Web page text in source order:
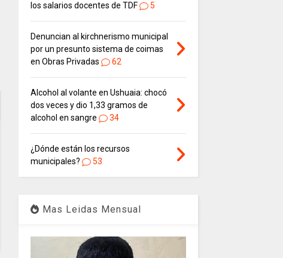
los salarios docentes de TDF
5
Denuncian al kirchnerismo municipal
por un presunto sistema de coimas
en Obras Privadas
62
Alcohol al volante en Ushuaia: chocó
dos veces y dio 1,33 gramos de
alcohol en sangre
34
¿Dónde están los recursos
municipales?
53
Mas Leidas Mensual